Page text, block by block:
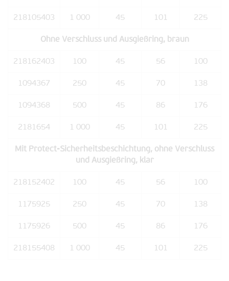
218105403 1 000 45 101 225
Ohne Verschluss und Ausgießring, braun
218162403 100 45 56 100
1094367 250 45 70 138
1094368 500 45 86 176
2181654 1 000 45 101 225
Mit Protect-Sicherheitsbeschichtung, ohne Verschluss
und Ausgießring, klar
218152402 100 45 56 100
1175925 250 45 70 138
1175926 500 45 86 176
218155408 1 000 45 101 225